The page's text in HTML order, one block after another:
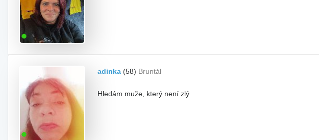
adinka (58) Bruntál
Hledám muže, který není zlý